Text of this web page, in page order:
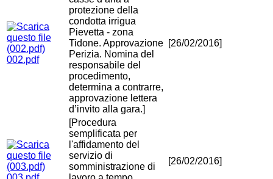
002.pdf
protezione della
condotta irrigua
Pievetta - zona
Tidone. Approvazione
Perizia. Nomina del
responsabile del
procedimento,
determina a contrarre,
approvazione lettera
d’invito alla gara.]
[26/02/2016]
[Procedura
semplificata per
l'affidamento del
servizio di
somministrazione di
[26/02/2016]